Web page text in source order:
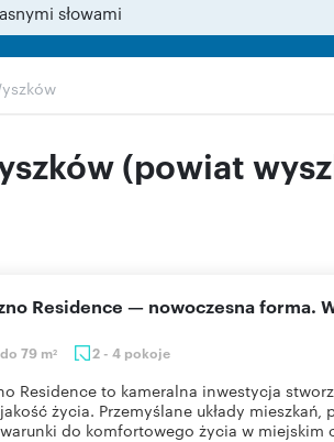
słowami
(powiat
79 m2 2 - 4 pokoje
Residence — nowoczesna forma.
Residence to kameralna inwestycja
życia. Przemyślane układy
do komfortowego życia w miejskim